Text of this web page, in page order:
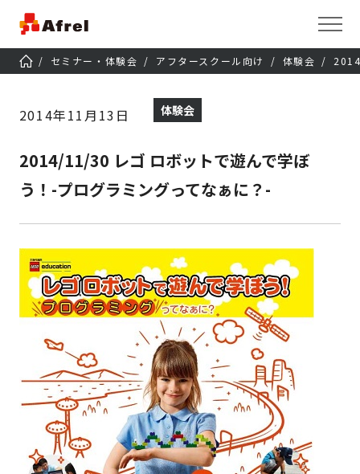
セミナー・体験会 アフタースクール向け 体験会
2014年11月13日 体験会
2014/11/30 レゴ ロボットで遊んで学ぼ
う！-プログラミングってなぁに？-